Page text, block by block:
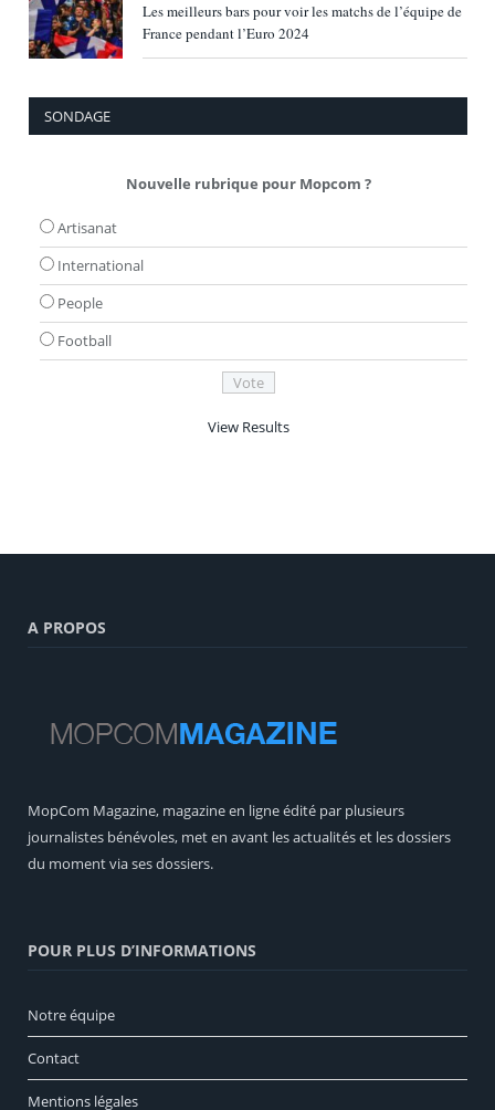
Les meilleurs bars pour voir les matchs de l’équipe de
France pendant l’Euro 2024
SONDAGE
Nouvelle rubrique pour Mopcom ?
Artisanat
International
People
Football
View Results
A PROPOS
MopCom Magazine, magazine en ligne édité par plusieurs
journalistes bénévoles, met en avant les actualités et les dossiers
du moment via ses dossiers.
POUR PLUS D’INFORMATIONS
Notre équipe
Contact
Mentions légales